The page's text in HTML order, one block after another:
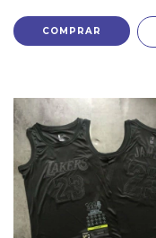
COMPRAR